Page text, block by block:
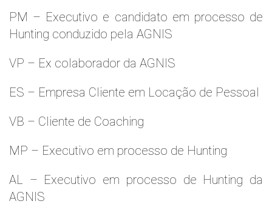
PM – Executivo e candidato em processo de
Hunting conduzido pela AGNIS
VP – Ex colaborador da AGNIS
ES – Empresa Cliente em Locação de Pessoal
VB – Cliente de Coaching
MP – Executivo em processo de Hunting
AL – Executivo em processo de Hunting da
AGNIS